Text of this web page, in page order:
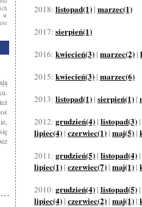
w
2018: listopad(1) | marzec(1)
2017: sierpień(1)
2016: kwiecień(3) | marzec(2) |
2015: kwiecień(3) | marzec(6)
2013: listopad(1) | sierpień(1) |
2012: grudzień(4) | listopad(3) |
lipiec(4) | czerwiec(1) | maj(5) |
2011: grudzień(5) | listopad(4) |
lipiec(1) | czerwiec(7) | maj(1) |
2010: grudzień(4) | listopad(5) |
lipiec(4) | czerwiec(2) | maj(1) |